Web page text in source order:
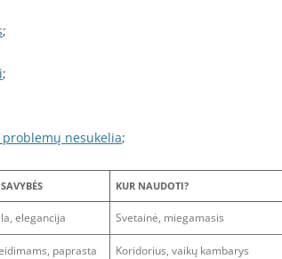
;
;
nesukelia;
KUR NAUDOTI?
elegancija Svetainė, miegamasis
paprasta
Koridorius, vaikų kambarys